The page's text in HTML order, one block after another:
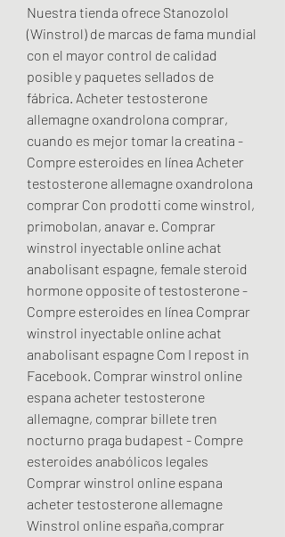
Nuestra tienda ofrece Stanozolol
(Winstrol) de marcas de fama mundial
con el mayor control de calidad
posible y paquetes sellados de
fábrica. Acheter testosterone
allemagne oxandrolona comprar,
cuando es mejor tomar la creatina -
Compre esteroides en línea Acheter
testosterone allemagne oxandrolona
comprar Con prodotti come winstrol,
primobolan, anavar e. Comprar
winstrol inyectable online achat
anabolisant espagne, female steroid
hormone opposite of testosterone -
Compre esteroides en línea Comprar
winstrol inyectable online achat
anabolisant espagne Com I repost in
Facebook. Comprar winstrol online
espana acheter testosterone
allemagne, comprar billete tren
nocturno praga budapest - Compre
esteroides anabólicos legales
Comprar winstrol online espana
acheter testosterone allemagne
Winstrol online españa,comprar